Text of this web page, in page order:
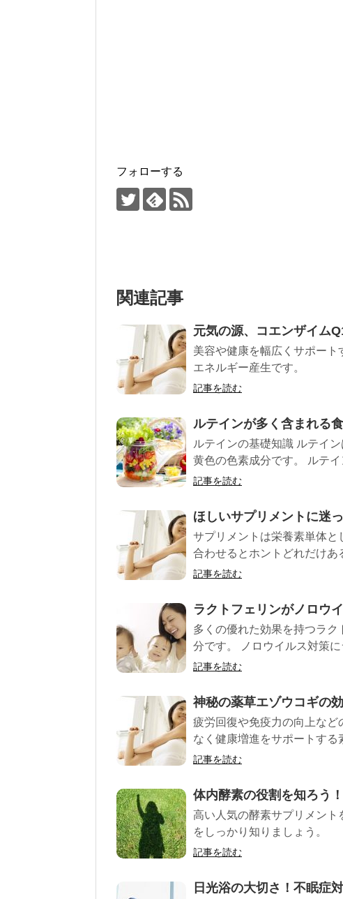
フォローする
関連記事
元気の源、コエンザイム
美容や健康を幅広くサポー
エネルギー産生です。
記事を読む
ルテインが多く含まれる
ルテインの基礎知識 ルテイ
黄色の色素成分です。 ルテ
記事を読む
ほしいサプリメントに迷
サプリメントは栄養素単体と
合わせるとホントどれだけあ
記事を読む
ラクトフェリンがノロウ
多くの優れた効果を持つラ
分です。 ノロウイルス対策
記事を読む
神秘の薬草エゾウコギの
疲労回復や免疫力の向上な
なく健康増進をサポートする
記事を読む
体内酵素の役割を知ろう！
高い人気の酵素サプリメント
をしっかり知りましょう。
記事を読む
日光浴の大切さ！不眠症